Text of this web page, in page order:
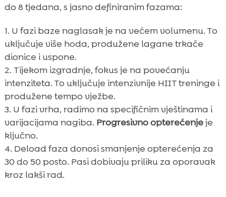
do 8 tjedana, s jasno definiranim fazama:
U fazi baze naglasak je na većem volumenu. To
uključuje više hoda, produžene lagane trkače
dionice i uspone.
Tijekom izgradnje, fokus je na povećanju
intenziteta. To uključuje intenzivnije HIIT treninge i
produžene tempo vježbe.
U fazi vrha, radimo na specifičnim vještinama i
varijacijama nagiba. Progresivno opterećenjeje
ključno.
Deload faza donosi smanjenje opterećenja za
30 do 50 posto. Pasi dobivaju priliku za oporavak
kroz lakši rad.